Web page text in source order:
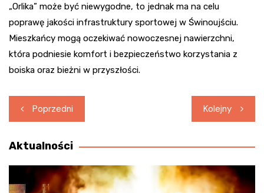
„Orlika” może być niewygodne, to jednak ma na celu
poprawę jakości infrastruktury sportowej w Świnoujściu.
Mieszkańcy mogą oczekiwać nowoczesnej nawierzchni,
która podniesie komfort i bezpieczeństwo korzystania z
boiska oraz bieżni w przyszłości.
Nawigacja
wpisu
Poprzedni Kolejny
Aktualności